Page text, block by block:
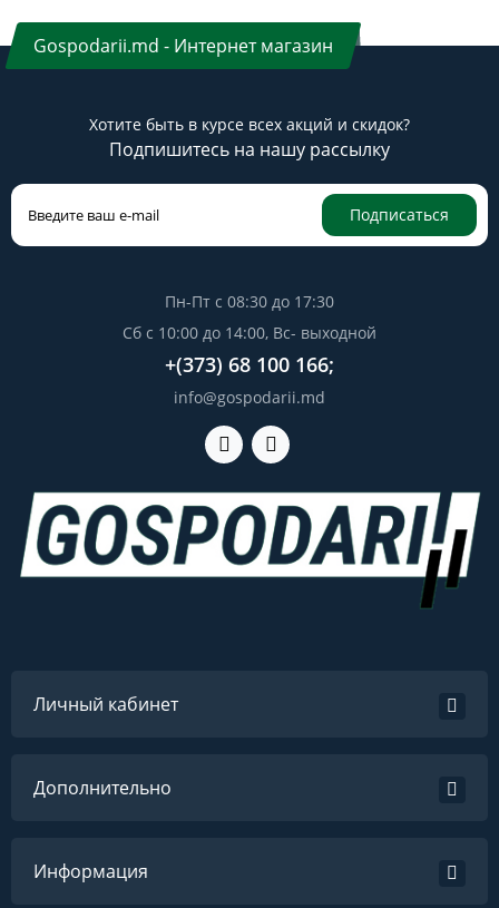
Gospodarii.md - Интернет магазин
Хотите быть в курсе всех акций и скидок?
Подпишитесь на нашу рассылку
Подписаться
Пн-Пт с 08:30 до 17:30
Сб с 10:00 до 14:00, Вс- выходной
+(373) 68 100 166;
info@gospodarii.md
Личный кабинет
Дополнительно
Информация